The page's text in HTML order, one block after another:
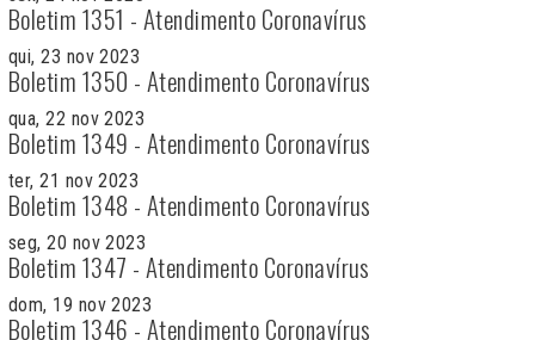
Boletim 1351 - Atendimento Coronavírus
qui, 23 nov 2023
Boletim 1350 - Atendimento Coronavírus
qua, 22 nov 2023
Boletim 1349 - Atendimento Coronavírus
ter, 21 nov 2023
Boletim 1348 - Atendimento Coronavírus
seg, 20 nov 2023
Boletim 1347 - Atendimento Coronavírus
dom, 19 nov 2023
Boletim 1346 - Atendimento Coronavírus